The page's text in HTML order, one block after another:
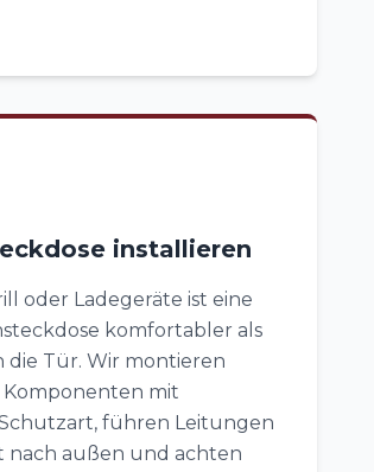
installieren
oder Ladegeräte ist eine
komfortabler als
die Tür. Wir montieren
mit
führen Leitungen
nach außen und achten